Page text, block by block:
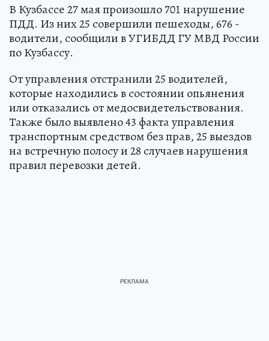
В Кузбассе 27 мая произошло 701 нарушение
ПДД. Из них 25 совершили пешеходы, 676 -
водители, сообщили в УГИБДД ГУ МВД России
по Кузбассу.
От управления отстранили 25 водителей,
которые находились в состоянии опьянения
или отказались от медосвидетельствования.
Также было выявлено 43 факта управления
транспортным средством без прав, 25 выездов
на встречную полосу и 28 случаев нарушения
правил перевозки детей.